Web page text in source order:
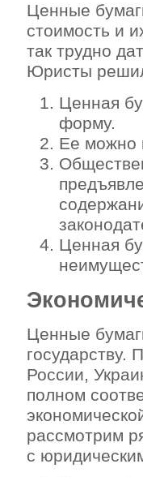
Ценные
стоимость и
так трудно
Юристы
Ценная
форму.
Ее можно
Ценная
Ценные
государству.
России,
полном
рассмотрим
с